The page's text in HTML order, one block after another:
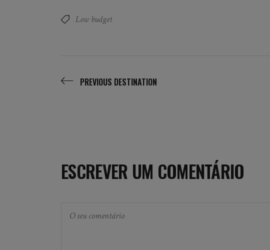
Low budget
PREVIOUS DESTINATION
ESCREVER UM COMENTÁRIO